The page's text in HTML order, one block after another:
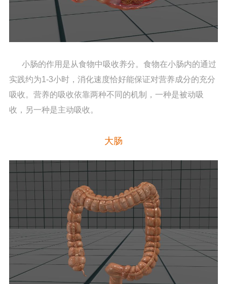
小肠的作用是从食物中吸收养分。食物在小肠内的通过
实践约为1-3小时，消化速度恰好能保证对营养成分的充分
吸收。营养的吸收依靠两种不同的机制，一种是被动吸
收，另一种是主动吸收。
大肠